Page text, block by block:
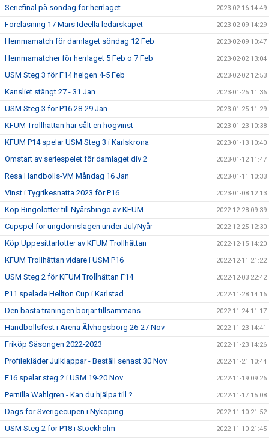
Seriefinal på söndag för herrlaget 2023-02-16 14:49
Föreläsning 17 Mars Ideella ledarskapet 2023-02-09 14:29
Hemmamatch för damlaget söndag 12 Feb 2023-02-09 10:47
Hemmamatcher för herrlaget 5 Feb o 7 Feb 2023-02-02 13:04
USM Steg 3 för F14 helgen 4-5 Feb 2023-02-02 12:53
Kansliet stängt 27 - 31 Jan 2023-01-25 11:36
USM Steg 3 för P16 28-29 Jan 2023-01-25 11:29
KFUM Trollhättan har sålt en högvinst 2023-01-23 10:38
KFUM P14 spelar USM Steg 3 i Karlskrona 2023-01-13 10:40
Omstart av seriespelet för damlaget div 2 2023-01-12 11:47
Resa Handbolls-VM Måndag 16 Jan 2023-01-11 10:33
Vinst i Tygrikesnatta 2023 för P16 2023-01-08 12:13
Köp Bingolotter till Nyårsbingo av KFUM 2022-12-28 09:39
Cupspel för ungdomslagen under Jul/Nyår 2022-12-25 12:30
Köp Uppesittarlotter av KFUM Trollhättan 2022-12-15 14:20
KFUM Trollhättan vidare i USM P16 2022-12-11 21:22
USM Steg 2 för KFUM Trollhättan F14 2022-12-03 22:42
P11 spelade Hellton Cup i Karlstad 2022-11-28 14:16
Den bästa träningen börjar tillsammans 2022-11-24 11:17
Handbollsfest i Arena Älvhögsborg 26-27 Nov 2022-11-23 14:41
Friköp Säsongen 2022-2023 2022-11-23 14:26
Profilekläder Julklappar - Beställ senast 30 Nov 2022-11-21 10:44
F16 spelar steg 2 i USM 19-20 Nov 2022-11-19 09:26
Pernilla Wahlgren - Kan du hjälpa till ? 2022-11-17 15:08
Dags för Sverigecupen i Nyköping 2022-11-10 21:52
USM Steg 2 för P18 i Stockholm 2022-11-10 21:45